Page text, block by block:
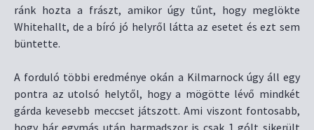
ránk hozta a frászt, amikor úgy tűnt, hogy meglökte
Whitehallt, de a bíró jó helyről látta az esetet és ezt sem
büntette.
A forduló többi eredménye okán a Kilmarnock úgy áll egy
pontra az utolsó helytől, hogy a mögötte lévő mindkét
gárda kevesebb meccset játszott. Ami viszont fontosabb,